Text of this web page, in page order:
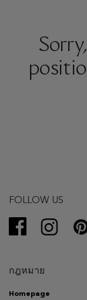
FOLLOW US
กฎหมาย
Homepage